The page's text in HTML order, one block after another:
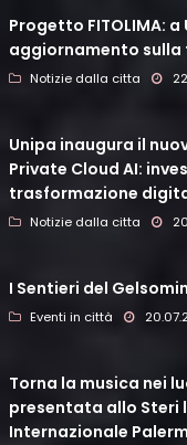
Progetto FITOLIMA:
aggiornamento
Notizie dalla citta
Unipa inaugura il
Private Cloud AI:
trasformazione
Notizie dalla citta
I Sentieri del
Eventi in città
Torna la musica nei
presentata allo Steri
Internazionale